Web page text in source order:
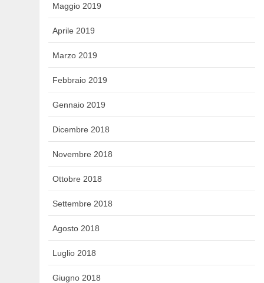
Maggio 2019
Aprile 2019
Marzo 2019
Febbraio 2019
Gennaio 2019
Dicembre 2018
Novembre 2018
Ottobre 2018
Settembre 2018
Agosto 2018
Luglio 2018
Giugno 2018